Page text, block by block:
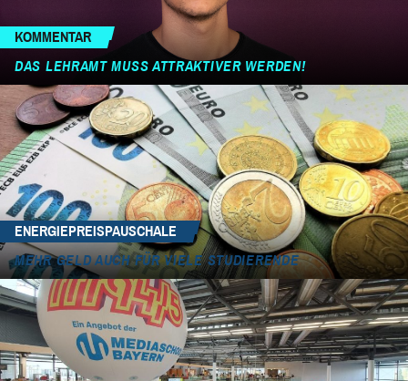
KOMMENTAR
DAS LEHRAMT MUSS ATTRAKTIVER WERDEN!
ENERGIEPREISPAUSCHALE
MEHR GELD AUCH FÜR VIELE STUDIERENDE